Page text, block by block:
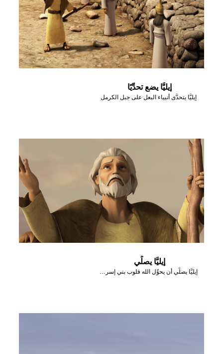
إيليَّا يضع تحدِّيًا
إيليَّا يتحدَّى أنبياء البعل على جبل الكرمل
إيليَّا يصلِّي
إيليَّا يصلِّي أن يحوِّل الله قلوب بني إسرائيل